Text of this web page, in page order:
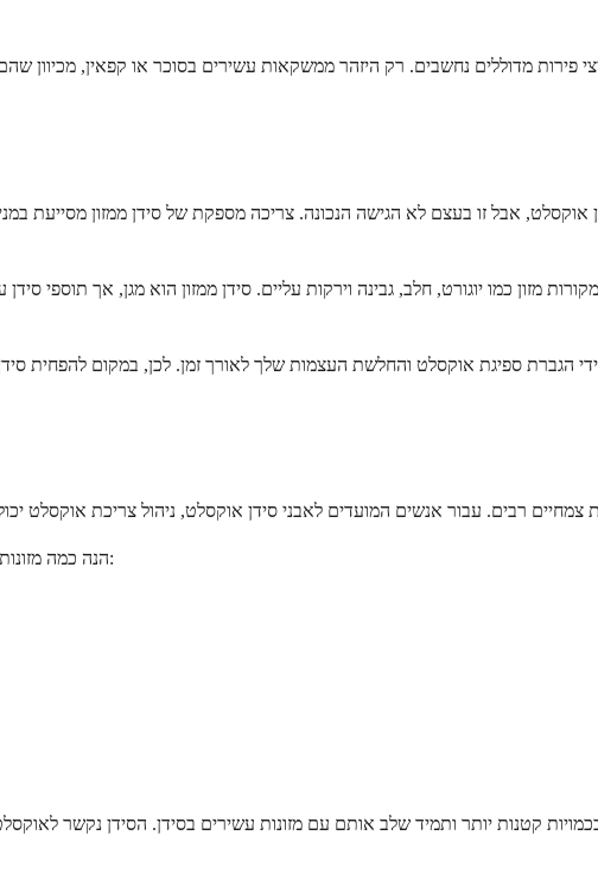
פירות מדוללים נחשבים. רק היזהר ממשקאות עשירים בסוכר או קפאין, מכיוון שהם
אוקסלט, אבל זו בעצם לא הגישה הנכונה. צריכה מספקת של סידן ממזון מסייעת
סידן מדי יום ממקורות מזון כמו יוגורט, חלב, גבינה וירקות עליים. סידן ממזון הוא
ידי הגברת ספיגת אוקסלט והחלשת העצמות שלך לאורך זמן. לכן, במקום להפחית
הנה כמה מזונות נפוצים עשירים באוקסלט שכדאי להיות מודעים אליהם, אם כי אין צורך לפחד מהם:
קטנות יותר ותמיד שלב אותם עם מזונות עשירים בסידן. הסידן נקשר